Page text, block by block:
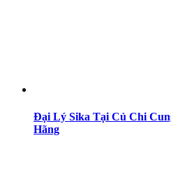
Đại Lý Sika Tại Củ Chi
Hãng